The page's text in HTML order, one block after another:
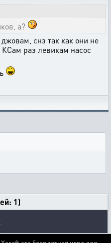
а?
снз так как они не
раз левикам насос
1)